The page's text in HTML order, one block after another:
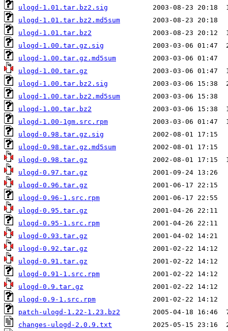
ulogd-1.01.tar.bz2.sig
ulogd-1.01.tar.bz2.md5sum
ulogd-1.01.tar.bz2
ulogd-1.00.tar.gz.sig
ulogd-1.00.tar.gz.md5sum
ulogd-1.00.tar.gz
ulogd-1.00.tar.bz2.sig
ulogd-1.00.tar.bz2.md5sum
ulogd-1.00.tar.bz2
ulogd-1.00-1gm.src.rpm
ulogd-0.98.tar.gz.sig
ulogd-0.98.tar.gz.md5sum
ulogd-0.98.tar.gz
ulogd-0.97.tar.gz
ulogd-0.96.tar.gz
ulogd-0.96-1.src.rpm
ulogd-0.95.tar.gz
ulogd-0.95-1.src.rpm
ulogd-0.93.tar.gz
ulogd-0.92.tar.gz
ulogd-0.91.tar.gz
ulogd-0.91-1.src.rpm
ulogd-0.9.tar.gz
ulogd-0.9-1.src.rpm
patch-ulogd-1.22-1.23.bz2
changes-ulogd-2.0.9.txt